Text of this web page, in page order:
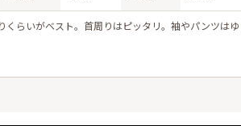
くらいがベスト。首周りはピッタリ。袖やパンツはゆ